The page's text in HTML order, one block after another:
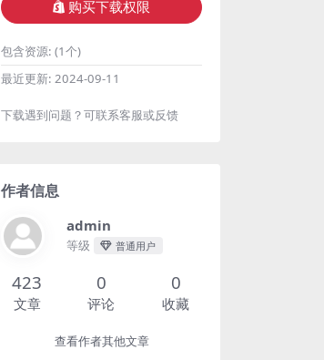
购买下载权限
包含资源: (1个)
最近更新: 2024-09-11
下载遇到问题？可联系客服或反馈
作者信息
admin
等级 普通用户
423
文章
0
评论
0
收藏
查看作者其他文章